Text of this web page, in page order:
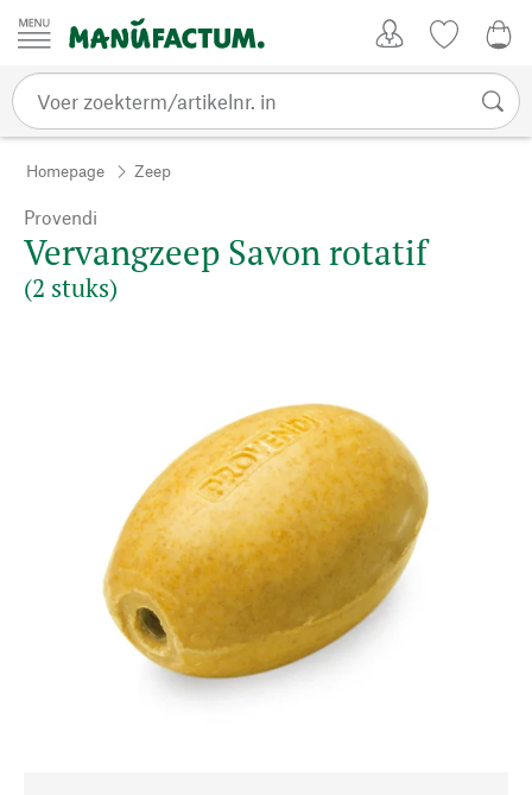
Passer au contenu
Homepage Zeep
Provendi
Vervangzeep Savon rotatif
(2 stuks)